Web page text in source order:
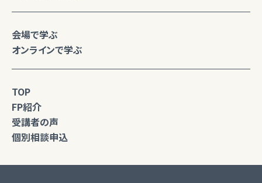
会場で学ぶ
オンラインで学ぶ
TOP
FP紹介
受講者の声
個別相談申込